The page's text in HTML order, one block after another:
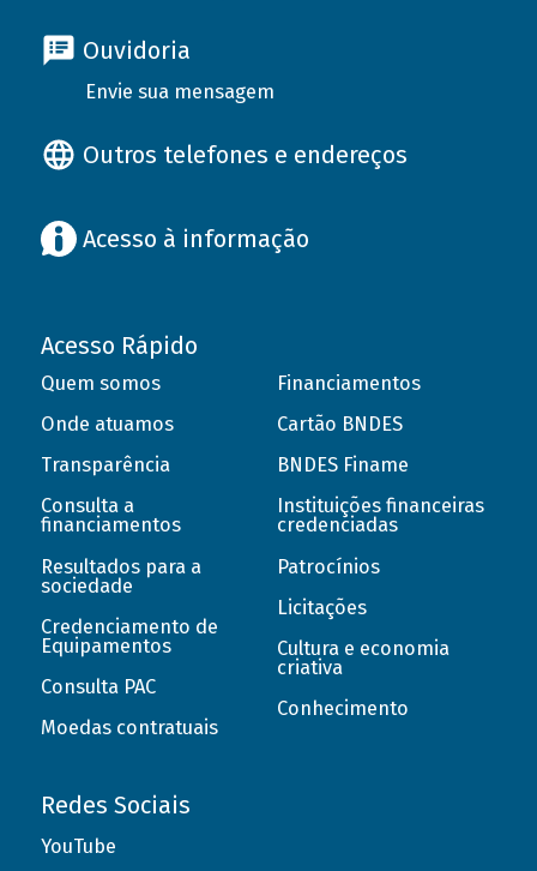
Ouvidoria
Envie sua mensagem
Outros telefones e endereços
Acesso à informação
Acesso Rápido
Quem somos
Onde atuamos
Transparência
Consulta a
financiamentos
Resultados para a
sociedade
Credenciamento de
Equipamentos
Consulta PAC
Moedas contratuais
Financiamentos
Cartão BNDES
BNDES Finame
Instituições financeiras
credenciadas
Patrocínios
Licitações
Cultura e economia
criativa
Conhecimento
Redes Sociais
YouTube